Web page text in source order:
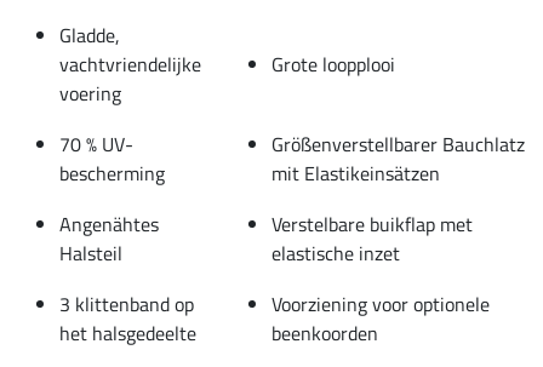
Gladde,
vachtvriendelijke
voering
Grote loopplooi
70 % UV-
bescherming
Größenverstellbarer Bauchlatz
mit Elastikeinsätzen
Angenähtes
Halsteil
Verstelbare buikflap met
elastische inzet
3 klittenband op
het halsgedeelte
Voorziening voor optionele
beenkoorden